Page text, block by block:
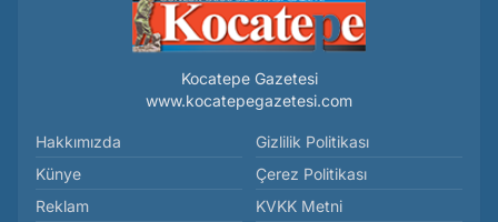
Kocatepe Gazetesi
www.kocatepegazetesi.com
Hakkımızda
Künye
Reklam
Gizlilik Politikası
Çerez Politikası
KVKK Metni